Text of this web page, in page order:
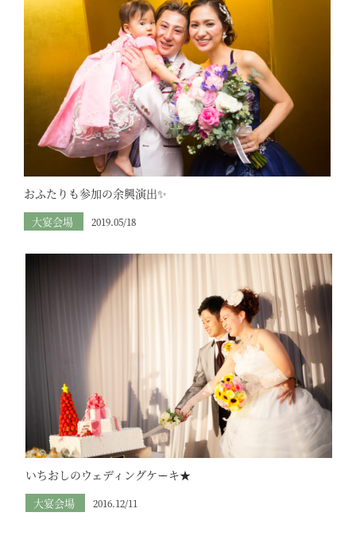
おふたりも参加の余興演出✨
大宴会場 2019.05/18
いちおしのウェディングケーキ★
大宴会場 2016.12/11